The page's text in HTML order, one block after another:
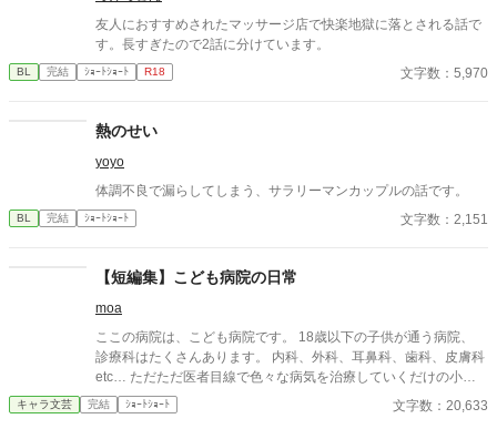
ちゃうSubのお話です！ アルファポリス限定で連載中 月に一
回は更新します
友人におすすめされたマッサージ店で快楽地獄に落とされる話で
す。長すぎたので2話に分けています。
BL 完結 ｼｮｰﾄｼｮｰﾄ R18 文字数：5,970
熱のせい
yoyo
体調不良で漏らしてしまう、サラリーマンカップルの話です。
BL 完結 ｼｮｰﾄｼｮｰﾄ 文字数：2,151
【短編集】こども病院の日常
moa
ここの病院は、こども病院です。 18歳以下の子供が通う病院、
診療科はたくさんあります。 内科、外科、耳鼻科、歯科、皮膚科
etc… ただただ医者目線で色々な病気を治療していくだけの小説
です。 恋愛要素などは一切ありません。 密着病院24時！的な感
じです。 人物像などは表記していない為、読者様のご想像にお任
キャラ文芸 完結 ｼｮｰﾄｼｮｰﾄ 文字数：20,633